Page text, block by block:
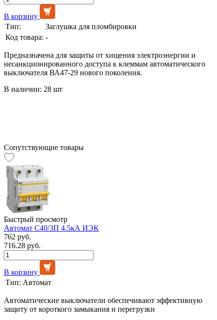
В корзину
Тип:
Заглушка для пломбировки
Код товара: -
Предназначена для защиты от хищения электроэнергии и
несанкционированного доступа к клеммам автоматического
выключателя ВА47-29 нового поколения.
В наличии: 28 шт
Сопутствующие товары
Быстрый просмотр
Автомат C40/3П 4.5кА ИЭК
762 руб.
716.28 руб.
В корзину
Тип: Автомат
Автоматические выключатели обеспечивают эффективную
защиту от короткого замыкания и перегрузки